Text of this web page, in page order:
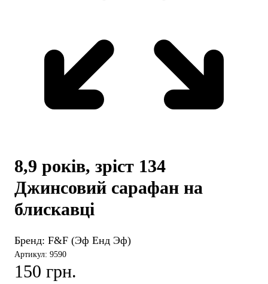
8,9 років, зріст 134
Джинсовий сарафан на
блискавці
Бренд: F&F (Эф Енд Эф)
Артикул: 9590
150 грн.